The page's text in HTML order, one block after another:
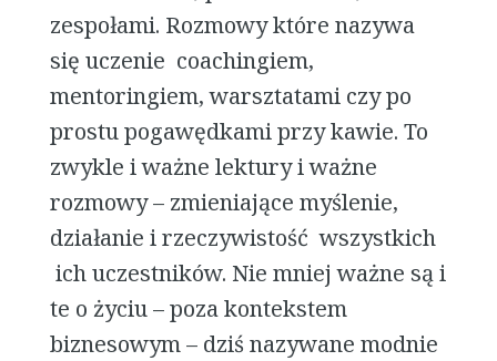
zespołami. Rozmowy które nazywa
się uczenie coachingiem,
mentoringiem, warsztatami czy po
prostu pogawędkami przy kawie. To
zwykle i ważne lektury i ważne
rozmowy – zmieniające myślenie,
działanie i rzeczywistość wszystkich
ich uczestników. Nie mniej ważne są i
te o życiu – poza kontekstem
biznesowym – dziś nazywane modnie